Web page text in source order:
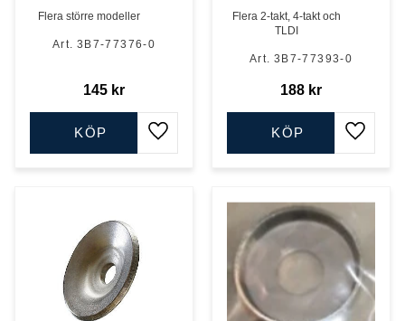
Flera större modeller
3B7-77376-0
145 kr
Lägg till i favoriter
KÖP
Flera 2-takt, 4-takt och
TLDI
3B7-77393-0
188 kr
Lägg
KÖP